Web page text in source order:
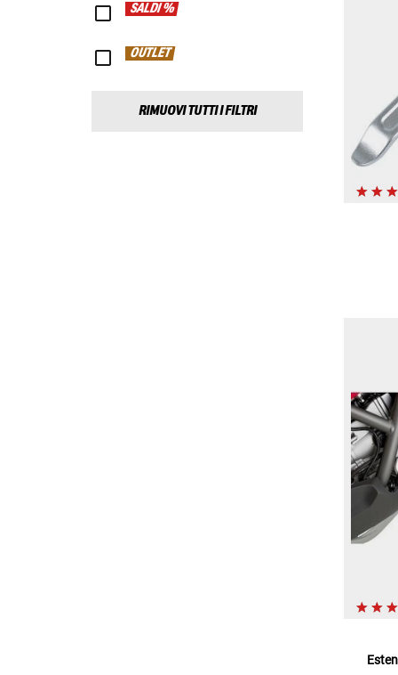
SALDI %
OUTLET
RIMUOVI TUTTI I FILTRI